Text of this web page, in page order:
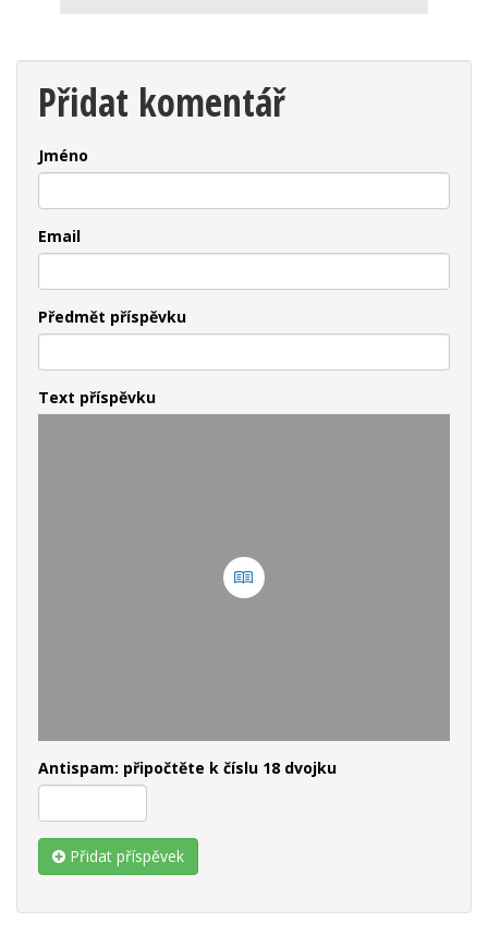
Přidat komentář
Jméno
Email
Předmět příspěvku
Text příspěvku
Antispam: připočtěte k číslu 18 dvojku
Přidat příspěvek